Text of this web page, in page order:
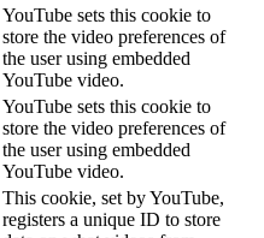
YouTube sets this cookie to
store the video preferences of
the user using embedded
YouTube video.
YouTube sets this cookie to
store the video preferences of
the user using embedded
YouTube video.
This cookie, set by YouTube,
registers a unique ID to store